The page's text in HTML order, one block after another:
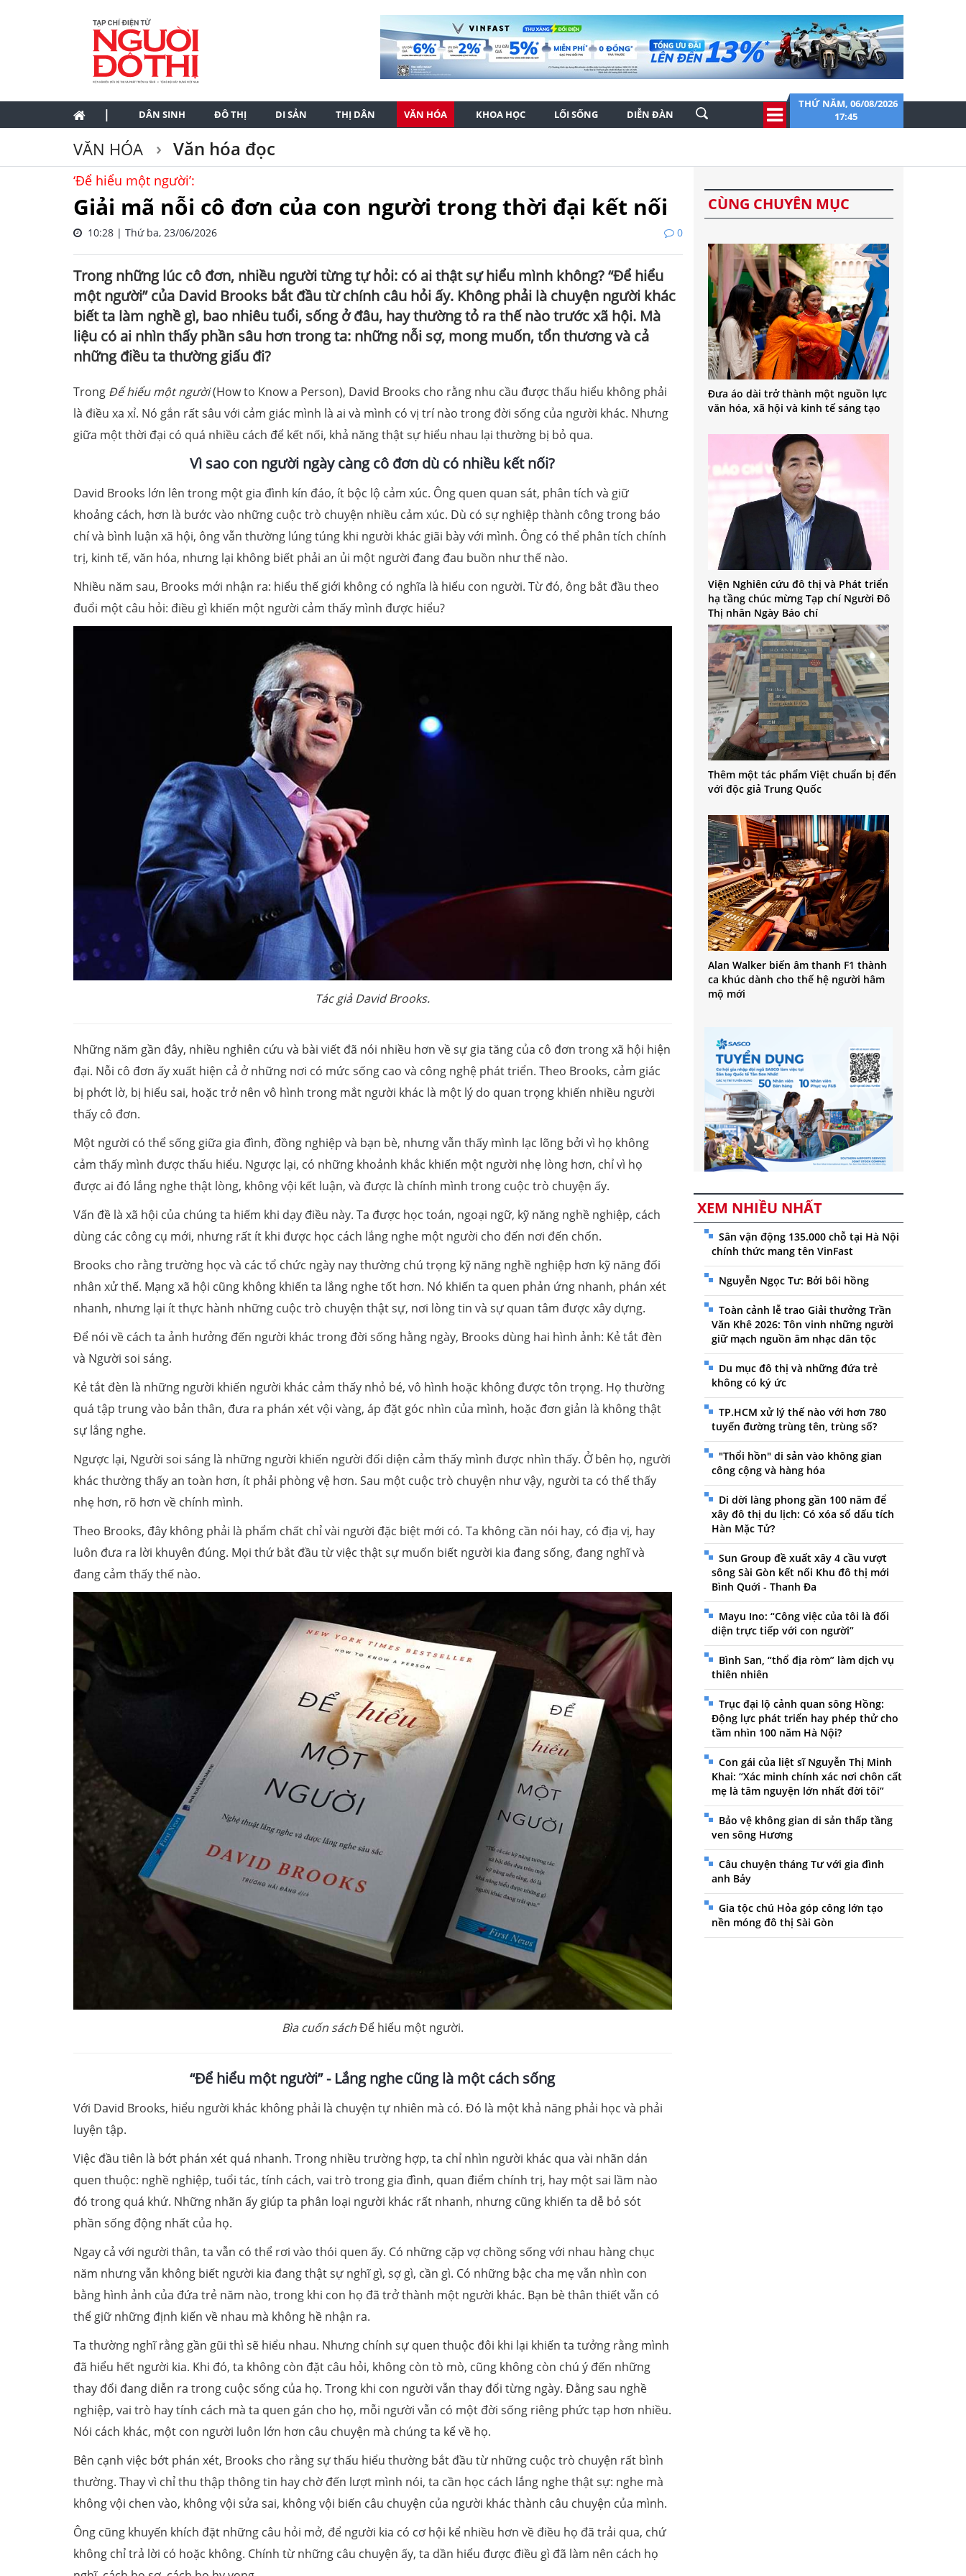
| DÂN SINH ĐÔ THỊ DI SẢN THỊ DÂN VĂN HÓA KHOA HỌC LỐI SỐNG DIỄN ĐÀN
THỨ NĂM, 06/08/2026
17:45
VĂN HÓA Văn hóa đọc
‘Để hiểu một người’:
Giải mã nỗi cô đơn của con người trong thời đại kết nối
10:28 | Thứ ba, 23/06/2026 0
Trong những lúc cô đơn, nhiều người từng tự hỏi: có ai thật sự hiểu mình không? “Để hiểu
một người” của David Brooks bắt đầu từ chính câu hỏi ấy. Không phải là chuyện người khác
biết ta làm nghề gì, bao nhiêu tuổi, sống ở đâu, hay thường tỏ ra thế nào trước xã hội. Mà
liệu có ai nhìn thấy phần sâu hơn trong ta: những nỗi sợ, mong muốn, tổn thương và cả
những điều ta thường giấu đi?
Trong Để hiểu một người(How to Know a Person), David Brooks cho rằng nhu cầu được thấu hiểu không phải
là điều xa xỉ. Nó gắn rất sâu với cảm giác mình là ai và mình có vị trí nào trong đời sống của người khác. Nhưng
giữa một thời đại có quá nhiều cách để kết nối, khả năng thật sự hiểu nhau lại thường bị bỏ qua.
Vì sao con người ngày càng cô đơn dù có nhiều kết nối?
David Brooks lớn lên trong một gia đình kín đáo, ít bộc lộ cảm xúc. Ông quen quan sát, phân tích và giữ
khoảng cách, hơn là bước vào những cuộc trò chuyện nhiều cảm xúc. Dù có sự nghiệp thành công trong báo
chí và bình luận xã hội, ông vẫn thường lúng túng khi người khác giãi bày với mình. Ông có thể phân tích chính
trị, kinh tế, văn hóa, nhưng lại không biết phải an ủi một người đang đau buồn như thế nào.
Nhiều năm sau, Brooks mới nhận ra: hiểu thế giới không có nghĩa là hiểu con người. Từ đó, ông bắt đầu theo
đuổi một câu hỏi: điều gì khiến một người cảm thấy mình được hiểu?
Tác giả David Brooks.
Những năm gần đây, nhiều nghiên cứu và bài viết đã nói nhiều hơn về sự gia tăng của cô đơn trong xã hội hiện
đại. Nỗi cô đơn ấy xuất hiện cả ở những nơi có mức sống cao và công nghệ phát triển. Theo Brooks, cảm giác
bị phớt lờ, bị hiểu sai, hoặc trở nên vô hình trong mắt người khác là một lý do quan trọng khiến nhiều người
thấy cô đơn.
Một người có thể sống giữa gia đình, đồng nghiệp và bạn bè, nhưng vẫn thấy mình lạc lõng bởi vì họ không
cảm thấy mình được thấu hiểu. Ngược lại, có những khoảnh khắc khiến một người nhẹ lòng hơn, chỉ vì họ
được ai đó lắng nghe thật lòng, không vội kết luận, và được là chính mình trong cuộc trò chuyện ấy.
Vấn đề là xã hội của chúng ta hiếm khi dạy điều này. Ta được học toán, ngoại ngữ, kỹ năng nghề nghiệp, cách
dùng các công cụ mới, nhưng rất ít khi được học cách lắng nghe một người cho đến nơi đến chốn.
Brooks cho rằng trường học và các tổ chức ngày nay thường chú trọng kỹ năng nghề nghiệp hơn kỹ năng đối
nhân xử thế. Mạng xã hội cũng không khiến ta lắng nghe tốt hơn. Nó khiến ta quen phản ứng nhanh, phán xét
nhanh, nhưng lại ít thực hành những cuộc trò chuyện thật sự, nơi lòng tin và sự quan tâm được xây dựng.
Để nói về cách ta ảnh hưởng đến người khác trong đời sống hằng ngày, Brooks dùng hai hình ảnh: Kẻ tắt đèn
và Người soi sáng.
Kẻ tắt đèn là những người khiến người khác cảm thấy nhỏ bé, vô hình hoặc không được tôn trọng. Họ thường
quá tập trung vào bản thân, đưa ra phán xét vội vàng, áp đặt góc nhìn của mình, hoặc đơn giản là không thật
sự lắng nghe.
Ngược lại, Người soi sáng là những người khiến người đối diện cảm thấy mình được nhìn thấy. Ở bên họ, người
khác thường thấy an toàn hơn, ít phải phòng vệ hơn. Sau một cuộc trò chuyện như vậy, người ta có thể thấy
nhẹ hơn, rõ hơn về chính mình.
Theo Brooks, đây không phải là phẩm chất chỉ vài người đặc biệt mới có. Ta không cần nói hay, có địa vị, hay
luôn đưa ra lời khuyên đúng. Mọi thứ bắt đầu từ việc thật sự muốn biết người kia đang sống, đang nghĩ và
đang cảm thấy thế nào.
Bìa cuốn sáchĐể hiểu một người.
“Để hiểu một người” - Lắng nghe cũng là một cách sống
Với David Brooks, hiểu người khác không phải là chuyện tự nhiên mà có. Đó là một khả năng phải học và phải
luyện tập.
Việc đầu tiên là bớt phán xét quá nhanh. Trong nhiều trường hợp, ta chỉ nhìn người khác qua vài nhãn dán
quen thuộc: nghề nghiệp, tuổi tác, tính cách, vai trò trong gia đình, quan điểm chính trị, hay một sai lầm nào
đó trong quá khứ. Những nhãn ấy giúp ta phân loại người khác rất nhanh, nhưng cũng khiến ta dễ bỏ sót
phần sống động nhất của họ.
Ngay cả với người thân, ta vẫn có thể rơi vào thói quen ấy. Có những cặp vợ chồng sống với nhau hàng chục
năm nhưng vẫn không biết người kia đang thật sự nghĩ gì, sợ gì, cần gì. Có những bậc cha mẹ vẫn nhìn con
bằng hình ảnh của đứa trẻ năm nào, trong khi con họ đã trở thành một người khác. Bạn bè thân thiết vẫn có
thể giữ những định kiến về nhau mà không hề nhận ra.
Ta thường nghĩ rằng gần gũi thì sẽ hiểu nhau. Nhưng chính sự quen thuộc đôi khi lại khiến ta tưởng rằng mình
đã hiểu hết người kia. Khi đó, ta không còn đặt câu hỏi, không còn tò mò, cũng không còn chú ý đến những
thay đổi đang diễn ra trong cuộc sống của họ. Trong khi con người vẫn thay đổi từng ngày. Đằng sau nghề
nghiệp, vai trò hay tính cách mà ta quen gán cho họ, mỗi người vẫn có một đời sống riêng phức tạp hơn nhiều.
Nói cách khác, một con người luôn lớn hơn câu chuyện mà chúng ta kể về họ.
Bên cạnh việc bớt phán xét, Brooks cho rằng sự thấu hiểu thường bắt đầu từ những cuộc trò chuyện rất bình
thường. Thay vì chỉ thu thập thông tin hay chờ đến lượt mình nói, ta cần học cách lắng nghe thật sự: nghe mà
không vội chen vào, không vội sửa sai, không vội biến câu chuyện của người khác thành câu chuyện của mình.
Ông cũng khuyến khích đặt những câu hỏi mở, để người kia có cơ hội kể nhiều hơn về điều họ đã trải qua, chứ
không chỉ trả lời có hoặc không. Chính từ những câu chuyện ấy, ta dần hiểu được điều gì đã làm nên cách họ
CÙNG CHUYÊN MỤC
Đưa áo dài trở thành một nguồn lực
văn hóa, xã hội và kinh tế sáng tạo
Viện Nghiên cứu đô thị và Phát triển
hạ tầng chúc mừng Tạp chí Người Đô
Thị nhân Ngày Báo chí
Thêm một tác phẩm Việt chuẩn bị đến
với độc giả Trung Quốc
Alan Walker biến âm thanh F1 thành
ca khúc dành cho thế hệ người hâm
mộ mới
XEM NHIỀU NHẤT
Sân vận động 135.000 chỗ tại Hà Nội
chính thức mang tên VinFast
Nguyễn Ngọc Tư: Bởi bôi hồng
Toàn cảnh lễ trao Giải thưởng Trần
Văn Khê 2026: Tôn vinh những người
giữ mạch nguồn âm nhạc dân tộc
Du mục đô thị và những đứa trẻ
không có ký ức
TP.HCM xử lý thế nào với hơn 780
tuyến đường trùng tên, trùng số?
"Thổi hồn" di sản vào không gian
công cộng và hàng hóa
Di dời làng phong gần 100 năm để
xây đô thị du lịch: Có xóa sổ dấu tích
Hàn Mặc Tử?
Sun Group đề xuất xây 4 cầu vượt
sông Sài Gòn kết nối Khu đô thị mới
Bình Quới - Thanh Đa
Mayu Ino: “Công việc của tôi là đối
diện trực tiếp với con người”
Bình San, “thổ địa ròm” làm dịch vụ
thiên nhiên
Trục đại lộ cảnh quan sông Hồng:
Động lực phát triển hay phép thử cho
tầm nhìn 100 năm Hà Nội?
Con gái của liệt sĩ Nguyễn Thị Minh
Khai: “Xác minh chính xác nơi chôn cất
mẹ là tâm nguyện lớn nhất đời tôi”
Bảo vệ không gian di sản thấp tầng
ven sông Hương
Câu chuyện tháng Tư với gia đình
anh Bảy
Gia tộc chú Hỏa góp công lớn tạo
nền móng đô thị Sài Gòn